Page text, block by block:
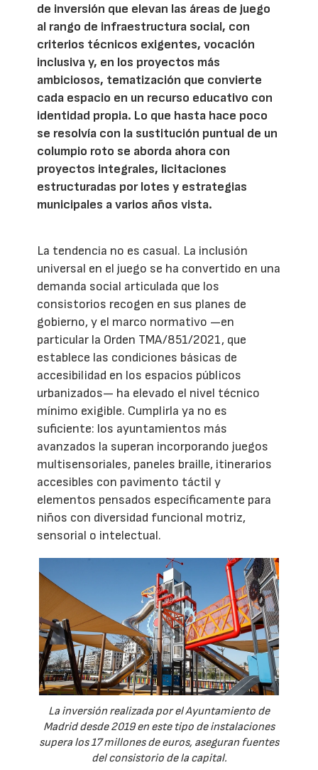
de inversión que elevan las áreas de juego
al rango de infraestructura social, con
criterios técnicos exigentes, vocación
inclusiva y, en los proyectos más
ambiciosos, tematización que convierte
cada espacio en un recurso educativo con
identidad propia. Lo que hasta hace poco
se resolvía con la sustitución puntual de un
columpio roto se aborda ahora con
proyectos integrales, licitaciones
estructuradas por lotes y estrategias
municipales a varios años vista.
La tendencia no es casual. La inclusión
universal en el juego se ha convertido en una
demanda social articulada que los
consistorios recogen en sus planes de
gobierno, y el marco normativo —en
particular la Orden TMA/851/2021, que
establece las condiciones básicas de
accesibilidad en los espacios públicos
urbanizados— ha elevado el nivel técnico
mínimo exigible. Cumplirla ya no es
suficiente: los ayuntamientos más
avanzados la superan incorporando juegos
multisensoriales, paneles braille, itinerarios
accesibles con pavimento táctil y
elementos pensados específicamente para
niños con diversidad funcional motriz,
sensorial o intelectual.
La inversión realizada por el Ayuntamiento de
Madrid desde 2019 en este tipo de instalaciones
supera los 17 millones de euros, aseguran fuentes
del consistorio de la capital.